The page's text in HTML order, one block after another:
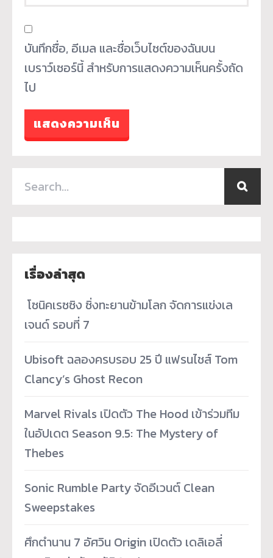
บันทึกชื่อ, อีเมล และชื่อเว็บไซต์ของฉันบน
เบราว์เซอร์นี้ สำหรับการแสดงความเห็นครั้งถัด
ไป
เรื่องล่าสุด
­ โซนิคเรซซิง ซิ่งทะยานข้ามโลก จัดการแข่งเล
เจนด์ รอบที่ 7
Ubisoft ฉลองครบรอบ 25 ปี แฟรนไชส์ Tom
Clancy’s Ghost Recon
Marvel Rivals เปิดตัว The Hood เข้าร่วมทีม
ในอัปเดต Season 9.5: The Mystery of
Thebes
Sonic Rumble Party จัดอีเวนต์ Clean
Sweepstakes
ศึกตำนาน 7 อัศวิน Origin เปิดตัว เดลิเอลี่